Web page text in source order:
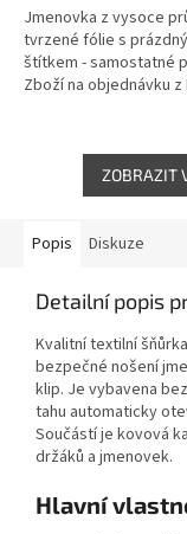
Jmenovka z vysoce
tvrzené fólie s
štítkem - samostatné
Zboží na objednávku z
ZOBRAZIT
Popis Diskuze
Detailní popis
Kvalitní textilní
bezpečné nošení
klip. Je vybavena
tahu automaticky
Součástí je kovová
držáků a jmenovek.
Hlavní